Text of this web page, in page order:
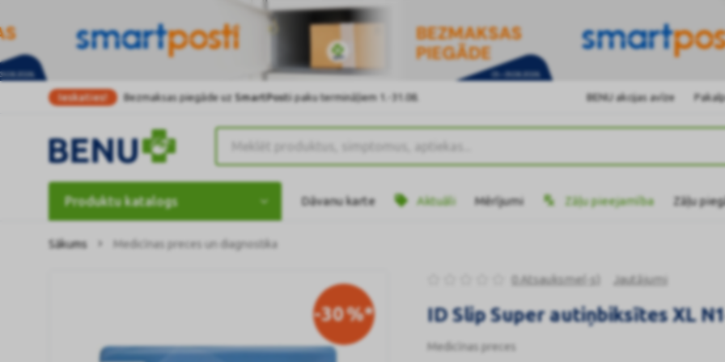
Ieskaties! Bezmaksas piegāde uz SmartPostipaku termināļiem 1.-31.08. BENU akcijas avīze
Produktu katalogs Dāvanu karte Aktuāli Mērījumi Zāļu pieejamība Zāļu
Sākums Medicīnas preces un diagnostika
-30%*
0 Atsauksme(-s) Jautājumi
ID Slip Super autiņbiksītes XL
Medicīnas preces